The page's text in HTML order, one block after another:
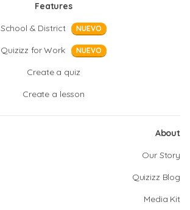
Features
School & District
NUEVO
Quizizz for Work NUEVO
Create a quiz
Create a lesson
About
Our Story
Quizizz Blog
Media Kit